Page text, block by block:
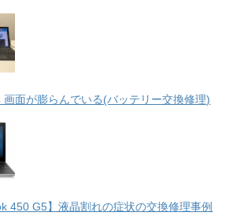
面が膨らんでいる(バッテリー交換修理)
450 G5】液晶割れの症状の交換修理事例